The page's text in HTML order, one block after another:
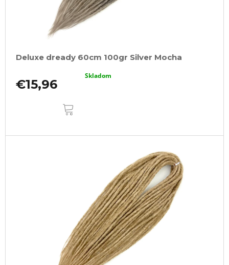
Deluxe dready 60cm 100gr Silver Mocha
€15,96
Skladom